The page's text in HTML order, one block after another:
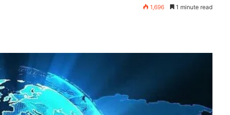
1,696 1 minute read